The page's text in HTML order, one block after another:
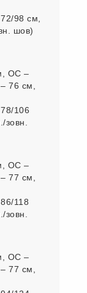
98 см,
шов)
ОС –
76 см,
106
ОС –
77 см,
118
ОС –
77 см,